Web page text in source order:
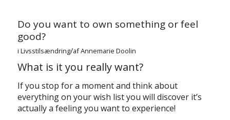
Do you want to own something or feel
good?
i Livsstilsændring/afAnnemarie Doolin
What is it you really want?
If you stop for a moment and think about
everything on your wish list you will discover it’s
actually a feeling you want to experience!